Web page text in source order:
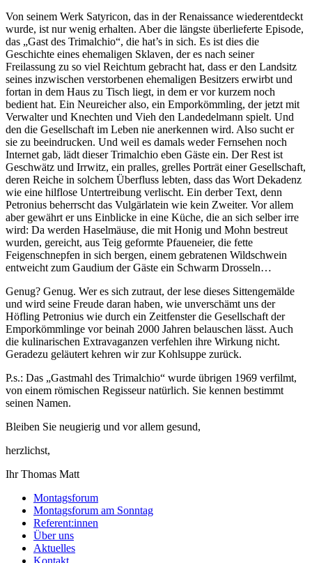
Von seinem Werk Satyricon, das in der Renaissance wiederentdeckt
wurde, ist nur wenig erhalten. Aber die längste überlieferte Episode,
das „Gast des Trimalchio“, die hat’s in sich. Es ist dies die
Geschichte eines ehemaligen Sklaven, der es nach seiner
Freilassung zu so viel Reichtum gebracht hat, dass er den Landsitz
seines inzwischen verstorbenen ehemaligen Besitzers erwirbt und
fortan in dem Haus zu Tisch liegt, in dem er vor kurzem noch
bedient hat. Ein Neureicher also, ein Emporkömmling, der jetzt mit
Verwalter und Knechten und Vieh den Landedelmann spielt. Und
den die Gesellschaft im Leben nie anerkennen wird. Also sucht er
sie zu beeindrucken. Und weil es damals weder Fernsehen noch
Internet gab, lädt dieser Trimalchio eben Gäste ein. Der Rest ist
Geschwätz und Irrwitz, ein pralles, grelles Porträt einer Gesellschaft,
deren Reiche in solchem Überfluss lebten, dass das Wort Dekadenz
wie eine hilflose Untertreibung verlischt. Ein derber Text, denn
Petronius beherrscht das Vulgärlatein wie kein Zweiter. Vor allem
aber gewährt er uns Einblicke in eine Küche, die an sich selber irre
wird: Da werden Haselmäuse, die mit Honig und Mohn bestreut
wurden, gereicht, aus Teig geformte Pfaueneier, die fette
Feigenschnepfen in sich bergen, einem gebratenen Wildschwein
entweicht zum Gaudium der Gäste ein Schwarm Drosseln…
Genug? Genug. Wer es sich zutraut, der lese dieses Sittengemälde
und wird seine Freude daran haben, wie unverschämt uns der
Höfling Petronius wie durch ein Zeitfenster die Gesellschaft der
Emporkömmlinge vor beinah 2000 Jahren belauschen lässt. Auch
die kulinarischen Extravaganzen verfehlen ihre Wirkung nicht.
Geradezu geläutert kehren wir zur Kohlsuppe zurück.
P.s.: Das „Gastmahl des Trimalchio“ wurde übrigen 1969 verfilmt,
von einem römischen Regisseur natürlich. Sie kennen bestimmt
seinen Namen.
Bleiben Sie neugierig und vor allem gesund,
herzlichst,
Ihr Thomas Matt
Montagsforum
Montagsforum am Sonntag
Referent:innen
Über uns
Aktuelles